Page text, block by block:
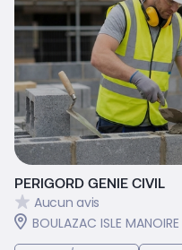
PERIGORD GENIE CIVIL
Aucun avis
BOULAZAC ISLE